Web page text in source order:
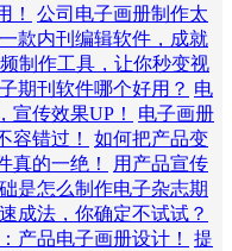
！
公司电子画册制作太
一款内刊编辑软件，成就
制作工具，让你秒变视
期刊软件哪个好用？ 电
宣传效果UP！
电子画册
容错过！
如何把产品变
真的一绝！
用产品宣传
是怎么制作电子杂志期
成法，你确定不试试？
产品电子画册设计！
提